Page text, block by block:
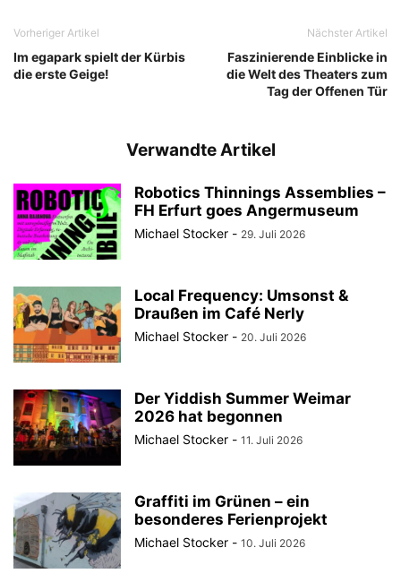
Vorheriger Artikel
Im egapark spielt der Kürbis
die erste Geige!
Nächster Artikel
Faszinierende Einblicke in
die Welt des Theaters zum
Tag der Offenen Tür
Verwandte Artikel
Robotics Thinnings Assemblies –
FH Erfurt goes Angermuseum
Michael Stocker - 29. Juli 2026
Local Frequency: Umsonst &
Draußen im Café Nerly
Michael Stocker - 20. Juli 2026
Der Yiddish Summer Weimar
2026 hat begonnen
Michael Stocker - 11. Juli 2026
Graffiti im Grünen – ein
besonderes Ferienprojekt
Michael Stocker - 10. Juli 2026